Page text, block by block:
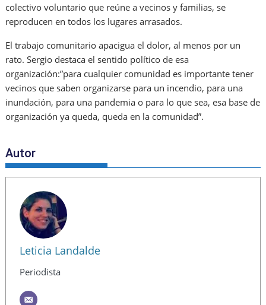
colectivo voluntario que reúne a vecinos y familias, se
reproducen en todos los lugares arrasados.
El trabajo comunitario apacigua el dolor, al menos por un
rato. Sergio destaca el sentido político de esa
organización:”para cualquier comunidad es importante tener
vecinos que saben organizarse para un incendio, para una
inundación, para una pandemia o para lo que sea, esa base de
organización ya queda, queda en la comunidad”.
Autor
Leticia Landalde
Periodista